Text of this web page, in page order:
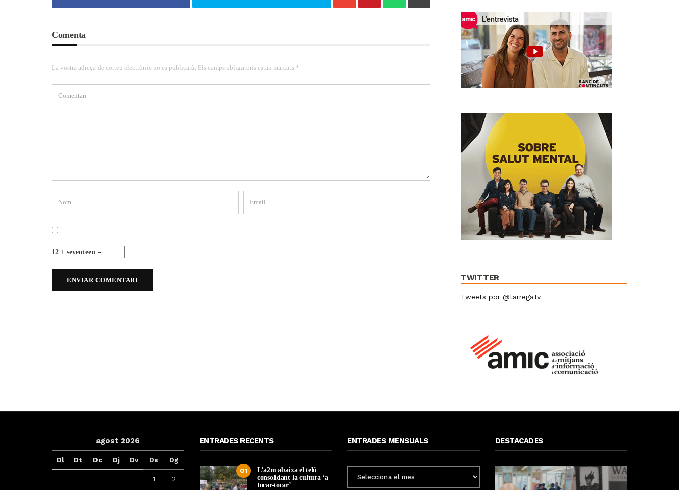
Comenta
La vostra adreça de correu electrònic no es publicarà. Els camps obligatoris estan marcats *
12 + seventeen =
TWITTER
Tweets por @tarregatv
agost 2026
Dl Dt Dc Dj Dv Ds Dg
1 2
ENTRADES RECENTS
01
L’a2m abaixa el teló
consolidant la cultura ‘a
tocar-tocar’
ENTRADES MENSUALS
MENSUALS
DESTACADES